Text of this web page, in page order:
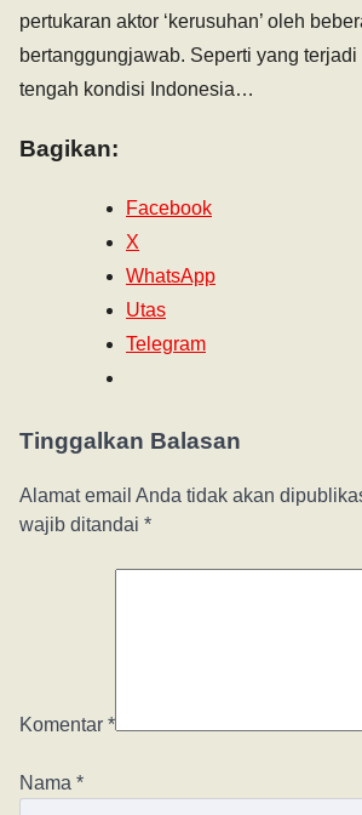
pertukaran aktor ‘kerusuhan’ oleh
bertanggungjawab. Seperti yang terjadi
tengah kondisi Indonesia…
Bagikan:
Facebook
X
WhatsApp
Utas
Telegram
Tinggalkan Balasan
Alamat email Anda tidak akan
wajib ditandai *
Komentar *
Nama *